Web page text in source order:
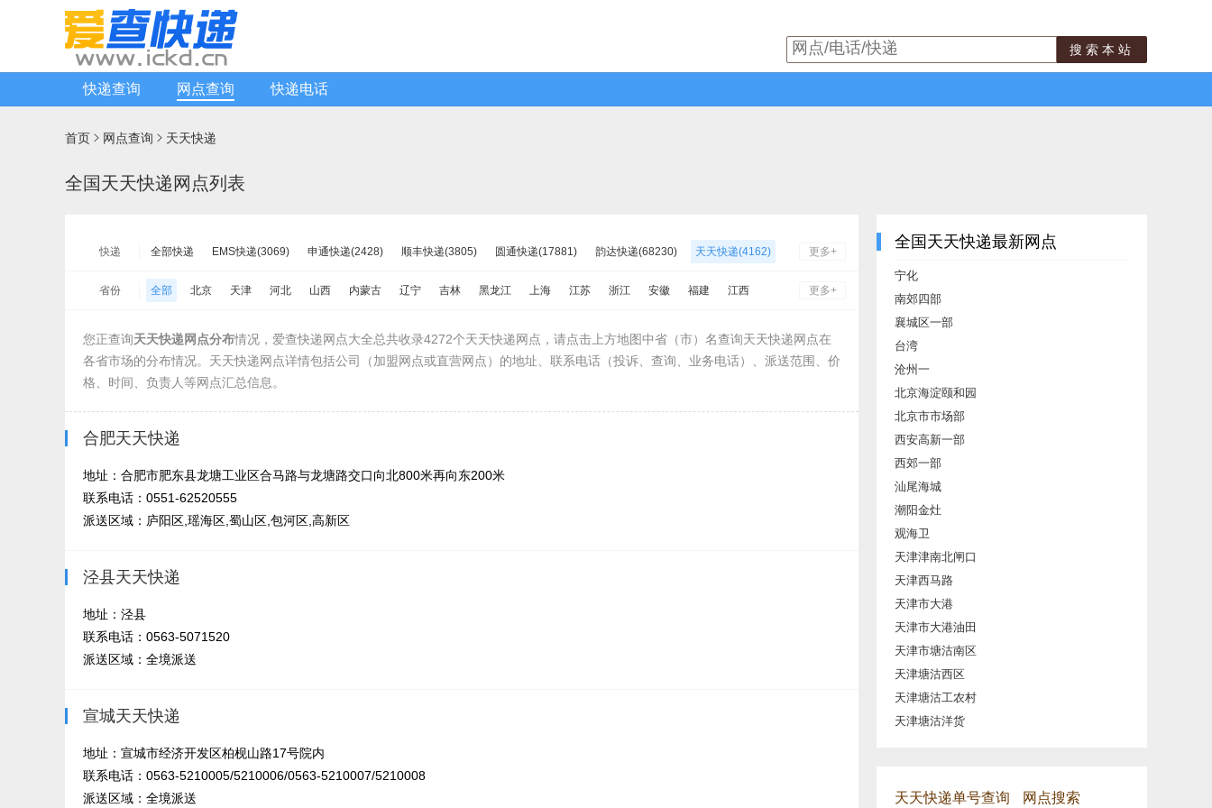
搜索本站
快递查询 网点查询 快递电话
首页  网点查询  天天快递
全国天天快递网点列表
快递 全部快递 EMS快递(3069) 申通快递(2428) 顺丰快递(3805) 圆通快递(17881) 韵达快递(68230) 天天快递(4162)
中通快递(5465)
德邦物流(12107)
百世快运(3250) 佳吉快运(3702) 亚风快递(1789) 佳怡物流(1510) 新邦物流(1404) 中铁物流(3012) 品骏快递(0)
远成快运(0) 百世汇通快递(9588)
更多+
省份 全部 北京 天津 河北 山西 内蒙古 辽宁 吉林 黑龙江 上海 江苏 浙江 安徽 福建 江西
新疆 台湾省 香港 澳门
更多+
您正查询天天快递网点分布情况，爱查快递网点大全总共收录4272个天天快递网点，请点击上方地图中省（市）名查询天天快递网点在
各省市场的分布情况。天天快递网点详情包括公司（加盟网点或直营网点）的地址、联系电话（投诉、查询、业务电话）、派送范围、价
格、时间、负责人等网点汇总信息。
合肥天天快递
地址：合肥市肥东县龙塘工业区合马路与龙塘路交口向北800米再向东200米
联系电话：0551-62520555
派送区域：庐阳区,瑶海区,蜀山区,包河区,高新区
泾县天天快递
地址：泾县
联系电话：0563-5071520
派送区域：全境派送
宣城天天快递
地址：宣城市经济开发区柏枧山路17号院内
联系电话：0563-5210005/5210006/0563-5210007/5210008
派送区域：全境派送
全国天天快递最新网点
宁化
南郊四部
襄城区一部
台湾
沧州一
北京海淀颐和园
北京市市场部
西安高新一部
西郊一部
汕尾海城
潮阳金灶
观海卫
天津津南北闸口
天津西马路
天津市大港
天津市大港油田
天津市塘沽南区
天津塘沽西区
天津塘沽工农村
天津塘沽洋货
天天快递单号查询 网点搜索